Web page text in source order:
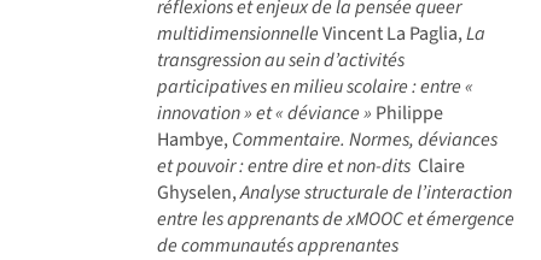
réflexions et enjeux de la pensée queer
multidimensionnelleVincent La Paglia,La
transgression au sein d’activités
participatives en milieu scolaire : entre «
innovation » et « déviance » Philippe
Hambye,Commentaire. Normes, déviances
et pouvoir : entre dire et non-dits Claire
Ghyselen,Analyse structurale de l’interaction
entre les apprenants de xMOOC et émergence
de communautés apprenantes